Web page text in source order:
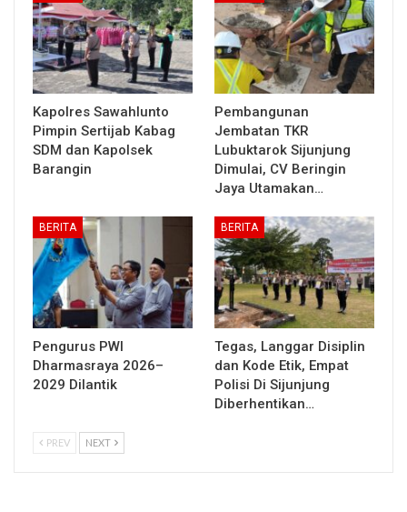
Kapolres Sawahlunto
Pimpin Sertijab Kabag
SDM dan Kapolsek
Barangin
Pembangunan
Jembatan TKR
Lubuktarok Sijunjung
Dimulai, CV Beringin
Jaya Utamakan…
BERITA
Pengurus PWI
Dharmasraya 2026–
2029 Dilantik
BERITA
Tegas, Langgar Disiplin
dan Kode Etik, Empat
Polisi Di Sijunjung
Diberhentikan…
PREV NEXT